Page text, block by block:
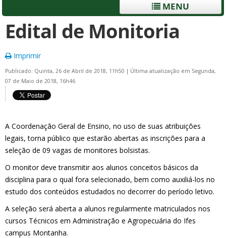
MENU
Edital de Monitoria
Imprimir
Publicado: Quinta, 26 de Abril de 2018, 11h50 | Última atualização em Segunda,
07 de Maio de 2018, 16h46
A Coordenação Geral de Ensino, no uso de suas atribuições
legais, torna público que estarão abertas as inscrições para a
seleção de 09 vagas de monitores bolsistas.
O monitor deve transmitir aos alunos conceitos básicos da
disciplina para o qual fora selecionado, bem como auxiliá-los no
estudo dos conteúdos estudados no decorrer do período letivo.
A seleção será aberta a alunos regularmente matriculados nos
cursos Técnicos em Administração e Agropecuária do Ifes
campus Montanha.